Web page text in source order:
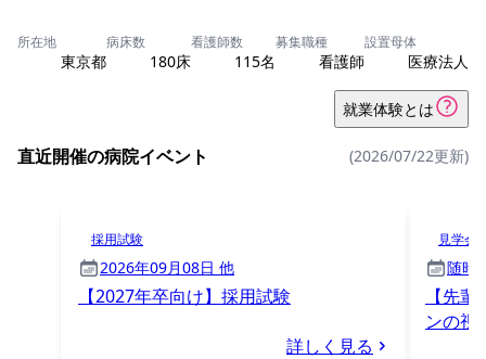
所在地
東京都
病床数
180床
看護師数
115名
募集職種
看護師
設置母体
医療法人
就業体験とは
直近開催の病院イベント (2026/07/22更新)
採用試験
2026年09月08日 他
【2027年卒向け】採用試験
詳しく見る
見学会
随時
【先
ンの視